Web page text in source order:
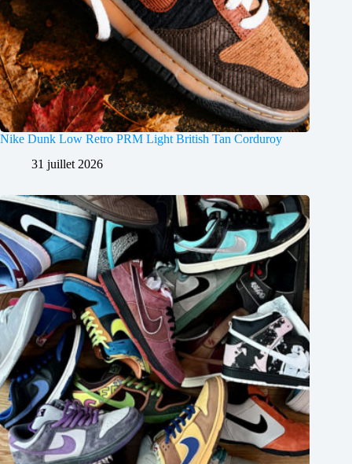
Nike Dunk Low Retro PRM Light British Tan Corduroy
31 juillet 2026